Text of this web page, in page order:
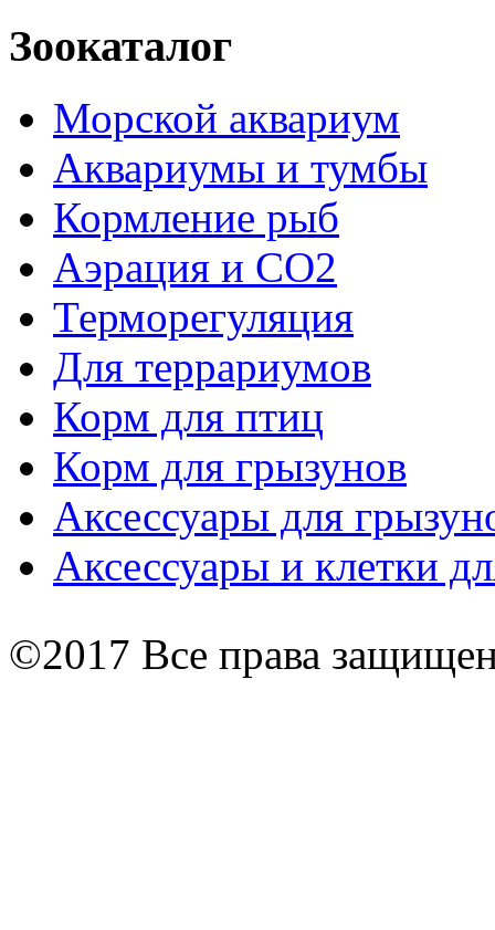
Зоокаталог
Морской аквариум
Аквариумы и тумбы
Кормление рыб
Аэрация и СО2
Терморегуляция
Для террариумов
Корм для птиц
Корм для грызунов
Аксессуары для
Аксессуары и клетки
©2017 Все права